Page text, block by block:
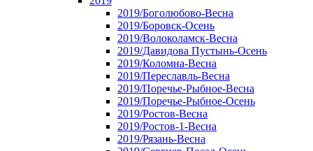
2019/Боголюбово-Весна
2019/Боровск-Осень
2019/Волоколамск-Весна
2019/Давидова Пустынь-Осень
2019/Коломна-Весна
2019/Переславль-Весна
2019/Поречье-Рыбное-Весна
2019/Поречье-Рыбное-Осень
2019/Ростов-Весна
2019/Ростов-1-Весна
2019/Рязань-Весна